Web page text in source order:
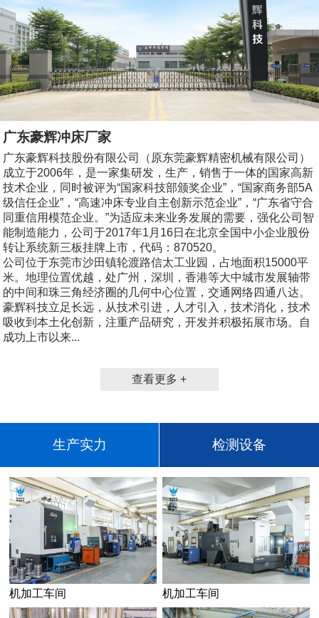
广东豪辉冲床厂家
广东豪辉科技股份有限公司（原东莞豪辉精密机械有限公司）
成立于2006年，是一家集研发，生产，销售于一体的国家高新
技术企业，同时被评为“国家科技部颁奖企业”，“国家商务部5A
级信任企业”，“高速冲床专业自主创新示范企业”，“广东省守合
同重信用模范企业。”为适应未来业务发展的需要，强化公司智
能制造能力，公司于2017年1月16日在北京全国中小企业股份
转让系统新三板挂牌上市，代码：870520。
公司位于东莞市沙田镇轮渡路信太工业园，占地面积15000平
米。地理位置优越，处广州，深圳，香港等大中城市发展轴带
的中间和珠三角经济圈的几何中心位置，交通网络四通八达。
豪辉科技立足长远，从技术引进，人才引入，技术消化，技术
吸收到本土化创新，注重产品研究，开发并积极拓展市场。自
成功上市以来...
查看更多 +
生产实力 检测设备
机加工车间 机加工车间